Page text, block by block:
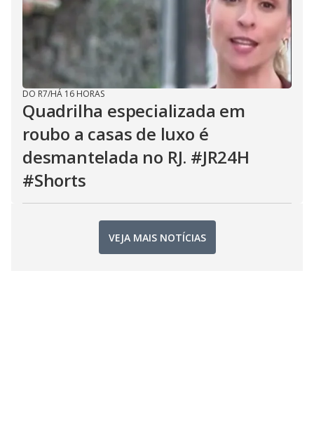
DO R7/HÁ 16 HORAS
Quadrilha especializada em
roubo a casas de luxo é
desmantelada no RJ. #JR24H
#Shorts
VEJA MAIS NOTÍCIAS